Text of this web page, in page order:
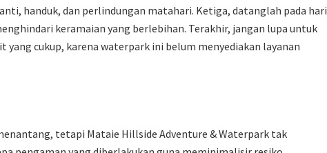
handuk, dan perlindungan matahari. Ketiga, datanglah pada hari
keramaian yang berlebihan. Terakhir, jangan lupa untuk
cukup, karena waterpark ini belum menyediakan layanan
tetapi Mataie Hillside Adventure & Waterpark tak